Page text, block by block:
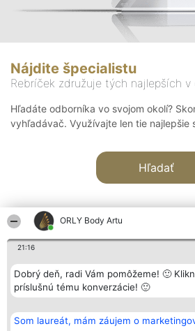
ORLY Body Artu
21:16
Dobrý deň, radi Vám pomôžeme! 🙂
príslušnú tému konverzácie! 🙂
Som laureát, mám záujem o
Nájdite špecialistu
Rebríček združuje tých najlepších v
Hľadáte odborníka vo svojom okolí?
vyhľadávač. Využívajte len tie najlepšie
Hľadať
Organizátor hodnotenia
Bright Side Solutions sp. z o.
o. sp. k.
Wrocław 50-079
KRS 0000749100 | Regon
Hodnotenie
Laureáti
Lista
Laureatów
Podmienky